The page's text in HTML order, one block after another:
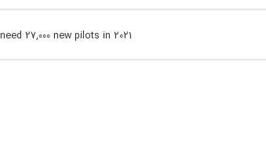
27,000 new pilots in 2021